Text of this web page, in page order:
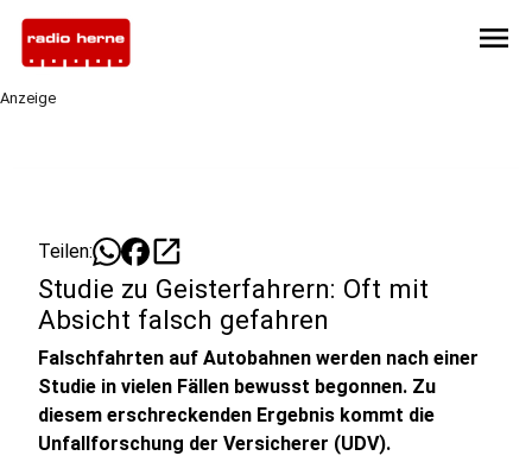
menu
Anzeige
Teilen: open_in_new
Studie zu Geisterfahrern: Oft mit
Absicht falsch gefahren
Falschfahrten auf Autobahnen werden nach einer
Studie in vielen Fällen bewusst begonnen. Zu
diesem erschreckenden Ergebnis kommt die
Unfallforschung der Versicherer (UDV).